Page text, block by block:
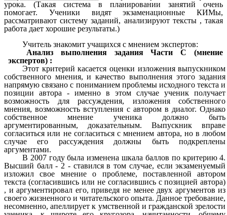
урока. (Такая система в планировании занятий очень
помогает. Ученики видят экзаменационные КИМы,
рассматривают систему заданий, анализируют тексты , такая
работа дает хорошие результаты.)
Учитель знакомит учащихся с мнением экспертов:
Анализ выполнения задания Части С (мнение
экспертов) :
Этот критерий касается оценки изложения выпускником
собственного мнения, и качество выполнения этого задания
напрямую связано с пониманием проблемы исходного текста и
позиции автора - именно в этом случае ученик получает
возможность для рассуждения, изложения собственного
мнения, возможность вступления с автором в диалог. Однако
собственное мнение ученика должно быть
аргументированным, доказательным. Выпускник вправе
согласиться или не согласиться с мнением автора, но в любом
случае его рассуждения должны быть подкреплены
аргументами.
В 2007 году была изменена шкала баллов по критерию 4.
Высший балл - 2 - ставился в том случае, если экзаменуемый
изложил свое мнение о проблеме, поставленной автором
текста (согласившись или не согласившись с позицией автора)
, и аргументировал его, приведя не менее двух аргументов из
своего жизненного и читательского опыта. Данное требование,
несомненно, апеллирует к умственной и гражданской зрелости